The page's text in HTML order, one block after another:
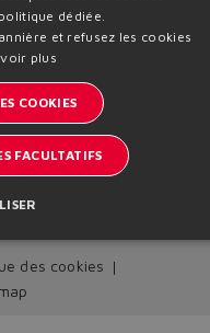
Sesto Calende - VA
des cookies
dédiée.
et refusez les cookies
plus
COOKIES
FACULTATIFS